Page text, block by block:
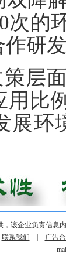
次的
研
层
用比
展环
，该企业负责信息
联系我们
广告